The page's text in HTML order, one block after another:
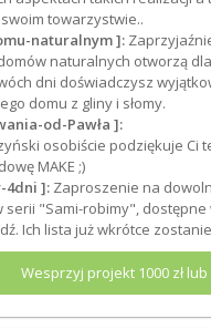
towarzystwie..
naturalnym ]:
naturalnych otworzą
dni doświadczysz
domu z gliny i słomy.
od-Pawła ]:
osobiście podziękuje Ci
MAKE ;)
4dni ]:Zaproszenie na
serii "Sami-robimy", dostępne
Ich lista już wkrótce
Wesprzyj projekt 1000 zł